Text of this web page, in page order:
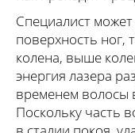
Специалист
поверхность ног,
колена, выше
энергия лазера
временем волосы
Поскольку часть